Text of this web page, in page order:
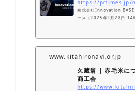
プロジェクト」を
株式会社Innovation BASE
ース（2025年2月28日 14
www.kitahironavi.or.jp
久蔵翁 | 赤毛米に
商工会